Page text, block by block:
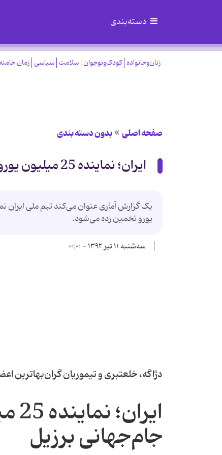
دسته‌بندی
زنان‌وخانواده کودک‌ونوجوان سلامت سیاسی زمان
صفحه اصلی بدون دسته بندی
ایران؛ نماینده 25 میلیون یورویی آسیا در جام‌جهانی برزیل
یورو تخمین زده می‌شود.
سه‌شنبه ۱۱ تیر ۱۳۹۲ - ۰۰:۰۰
دژاگه، خلعتبری و تیموریان گران‌بهاترین
جام‌جهانی برزیل